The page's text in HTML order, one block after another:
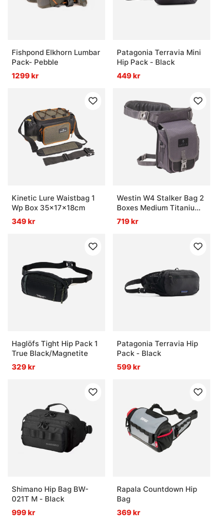
Fishpond Elkhorn Lumbar
Pack- Pebble
1299 kr
Patagonia Terravia Mini
Hip Pack - Black
449 kr
Kinetic Lure Waistbag 1
Wp Box 35x17x18cm
349 kr
Westin W4 Stalker Bag 2
Boxes Medium Titanium
Black
719 kr
Haglöfs Tight Hip Pack 1
True Black/Magnetite
329 kr
Patagonia Terravia Hip
Pack - Black
599 kr
Shimano Hip Bag BW-
021T M - Black
999 kr
Rapala Countdown Hip
Bag
369 kr